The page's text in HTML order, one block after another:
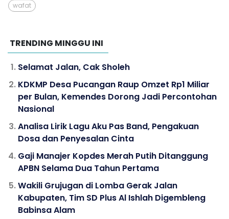
wafat
TRENDING MINGGU INI
Selamat Jalan, Cak Sholeh
KDKMP Desa Pucangan Raup Omzet Rp1 Miliar
per Bulan, Kemendes Dorong Jadi Percontohan
Nasional
Analisa Lirik Lagu Aku Pas Band, Pengakuan
Dosa dan Penyesalan Cinta
Gaji Manajer Kopdes Merah Putih Ditanggung
APBN Selama Dua Tahun Pertama
Wakili Grujugan di Lomba Gerak Jalan
Kabupaten, Tim SD Plus Al Ishlah Digembleng
Babinsa Alam